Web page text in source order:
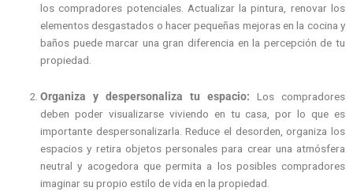
los compradores potenciales. Actualizar la pintura, renovar los
elementos desgastados o hacer pequeñas mejoras en la cocina y
baños puede marcar una gran diferencia en la percepción de tu
propiedad.
Organiza y despersonaliza tu espacio: Los compradores
deben poder visualizarse viviendo en tu casa, por lo que es
importante despersonalizarla. Reduce el desorden, organiza los
espacios y retira objetos personales para crear una atmósfera
neutral y acogedora que permita a los posibles compradores
imaginar su propio estilo de vida en la propiedad.